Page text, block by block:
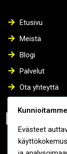
Etusivu
Meistä
Blogi
Palvelut
Ota yhteyttä
Palvelut
Valokuvaus
Evästeet